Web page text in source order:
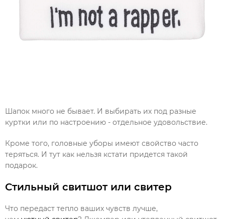
Шапок много не бывает. И выбирать их под разные
куртки или по настроению - отдельное удовольствие.
Кроме того, головные уборы имеют свойство часто
теряться. И тут как нельзя кстати придется такой
подарок.
Стильный свитшот или свитер
Что передаст тепло ваших чувств лучше,